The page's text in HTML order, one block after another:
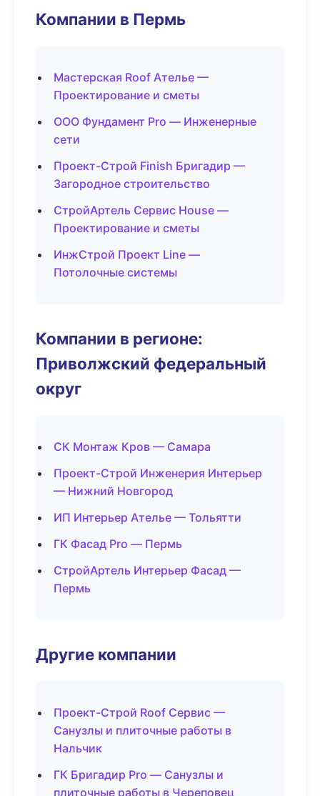
Компании в Пермь
Мастерская Roof Ателье —
Проектирование и сметы
ООО Фундамент Pro — Инженерные
сети
Проект-Строй Finish Бригадир —
Загородное строительство
СтройАртель Сервис House —
Проектирование и сметы
ИнжСтрой Проект Line —
Потолочные системы
Компании в регионе:
Приволжский федеральный
округ
СК Монтаж Кров — Самара
Проект-Строй Инженерия Интерьер
— Нижний Новгород
ИП Интерьер Ателье — Тольятти
ГК Фасад Pro — Пермь
СтройАртель Интерьер Фасад —
Пермь
Другие компании
Проект-Строй Roof Сервис —
Санузлы и плиточные работы в
Нальчик
ГК Бригадир Pro — Санузлы и
плиточные работы в Череповец